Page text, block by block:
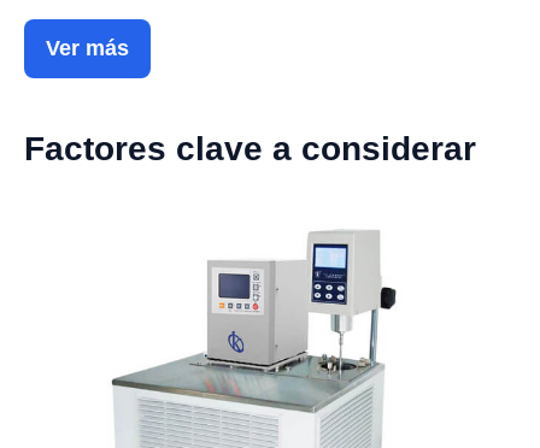
Ver más
Factores clave a considerar